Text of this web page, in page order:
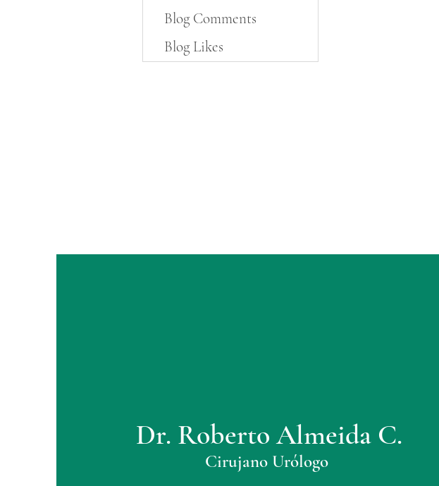
Blog Comments
Blog Likes
Cirujano Urólogo
Dr. Roberto Almeida C.